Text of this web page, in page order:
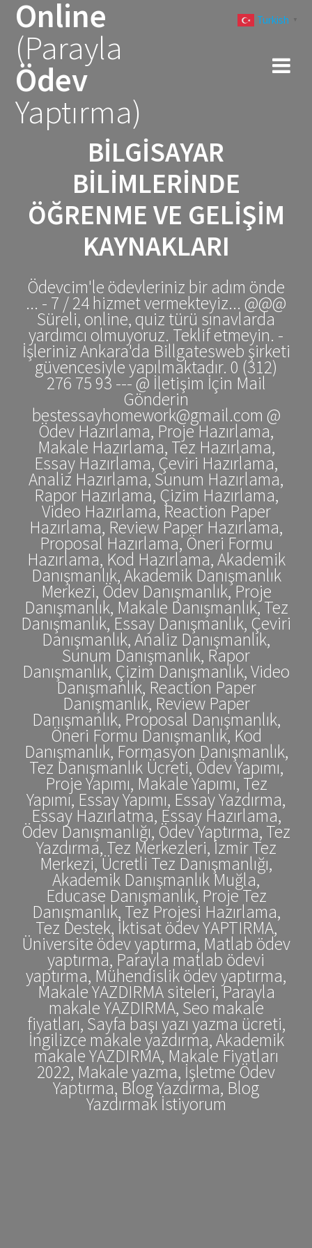
Online
(Parayla
Ödev
Yaptırma)
BILGISAYAR
BILIMLERINDE
ÖĞRENME VE GELIŞIM
KAYNAKLARI
Ödevcim'le ödevleriniz bir adım önde
... - 7 / 24 hizmet vermekteyiz... @@@
Süreli, online, quiz türü sınavlarda
yardımcı olmuyoruz. Teklif etmeyin. -
İşleriniz Ankara'da Billgatesweb şirketi
güvencesiyle yapılmaktadır. 0 (312)
276 75 93 --- @ İletişim İçin Mail
Gönderin
bestessayhomework@gmail.com @
Ödev Hazırlama, Proje Hazırlama,
Makale Hazırlama, Tez Hazırlama,
Essay Hazırlama, Çeviri Hazırlama,
Analiz Hazırlama, Sunum Hazırlama,
Rapor Hazırlama, Çizim Hazırlama,
Video Hazırlama, Reaction Paper
Hazırlama, Review Paper Hazırlama,
Proposal Hazırlama, Öneri Formu
Hazırlama, Kod Hazırlama, Akademik
Danışmanlık, Akademik Danışmanlık
Merkezi, Ödev Danışmanlık, Proje
Danışmanlık, Makale Danışmanlık, Tez
Danışmanlık, Essay Danışmanlık, Çeviri
Danışmanlık, Analiz Danışmanlık,
Sunum Danışmanlık, Rapor
Danışmanlık, Çizim Danışmanlık, Video
Danışmanlık, Reaction Paper
Danışmanlık, Review Paper
Danışmanlık, Proposal Danışmanlık,
Öneri Formu Danışmanlık, Kod
Danışmanlık, Formasyon Danışmanlık,
Tez Danışmanlık Ücreti, Ödev Yapımı,
Proje Yapımı, Makale Yapımı, Tez
Yapımı, Essay Yapımı, Essay Yazdırma,
Essay Hazırlatma, Essay Hazırlama,
Ödev Danışmanlığı, Ödev Yaptırma, Tez
Yazdırma, Tez Merkezleri, İzmir Tez
Merkezi, Ücretli Tez Danışmanlığı,
Akademik Danışmanlık Muğla,
Educase Danışmanlık, Proje Tez
Danışmanlık, Tez Projesi Hazırlama,
Tez Destek, İktisat ödev YAPTIRMA,
Üniversite ödev yaptırma, Matlab ödev
yaptırma, Parayla matlab ödevi
yaptırma, Mühendislik ödev yaptırma,
Makale YAZDIRMA siteleri, Parayla
makale YAZDIRMA, Seo makale
fiyatları, Sayfa başı yazı yazma ücreti,
İngilizce makale yazdırma, Akademik
makale YAZDIRMA, Makale Fiyatları
2022, Makale yazma, İşletme Ödev
Yaptırma, Blog Yazdırma, Blog
Yazdırmak İstiyorum
Turkish ▼